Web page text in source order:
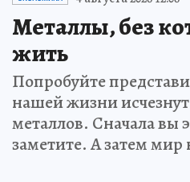
Металлы, без
жить
Попробуйте
нашей жизни исчезнут
металлов. Сначала вы
заметите. А затем